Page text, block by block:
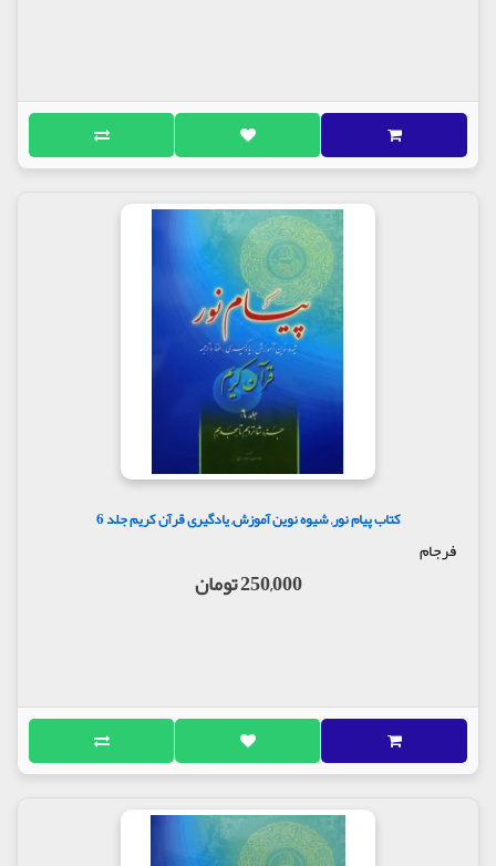
کتاب پیام نور, شیوه نوین آموزش, یادگیری قرآن کریم جلد 6
فرجام
250,000 تومان